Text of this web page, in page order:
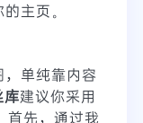
主页。
单纯靠内容
库建议你采用
首先，通过我